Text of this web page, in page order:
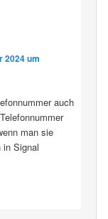
2024 um
auch
man sie
Signal